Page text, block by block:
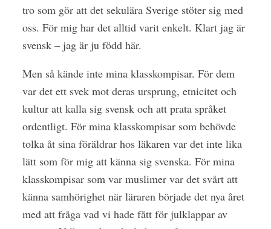
tro som gör att det sekulära Sverige stöter sig med
oss. För mig har det alltid varit enkelt. Klart jag är
svensk – jag är ju född här.
Men så kände inte mina klasskompisar. För dem
var det ett svek mot deras ursprung, etnicitet och
kultur att kalla sig svensk och att prata språket
ordentligt. För mina klasskompisar som behövde
tolka åt sina föräldrar hos läkaren var det inte lika
lätt som för mig att känna sig svenska. För mina
klasskompisar som var muslimer var det svårt att
känna samhörighet när läraren började det nya året
med att fråga vad vi hade fått för julklappar av